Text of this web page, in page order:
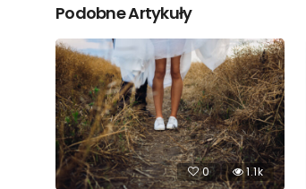
Podobne Artykuły
0 1.1k